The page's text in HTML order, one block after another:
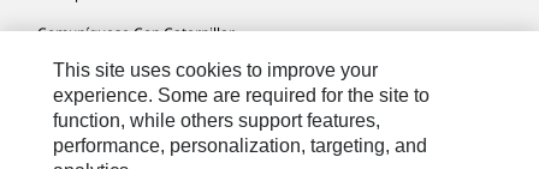
Comuníquese Con Caterpillar
Mis Preferencias De Marketing
Mapa Del Sitio
Cookie Settings
This site uses cookies to improve your
experience. Some are required for the site to
function, while others support features,
performance, personalization, targeting, and